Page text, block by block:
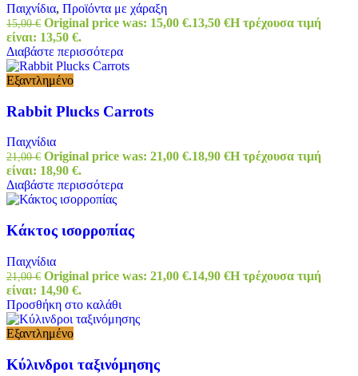
Παιχνίδια, Προϊόντα με χάραξη
15,00€ Original price was: 15,00 €.13,50 €Η τρέχουσα τιμή
είναι: 13,50 €.
Διαβάστε περισσότερα
Εξαντλημένο
Rabbit Plucks Carrots
Παιχνίδια
21,00€ Original price was: 21,00 €.18,90 €Η τρέχουσα τιμή
είναι: 18,90 €.
Διαβάστε περισσότερα
Κάκτος ισορροπίας
Παιχνίδια
21,00€ Original price was: 21,00 €.14,90 €Η τρέχουσα τιμή
είναι: 14,90 €.
Προσθήκη στο καλάθι
Εξαντλημένο
Κύλινδροι ταξινόμησης